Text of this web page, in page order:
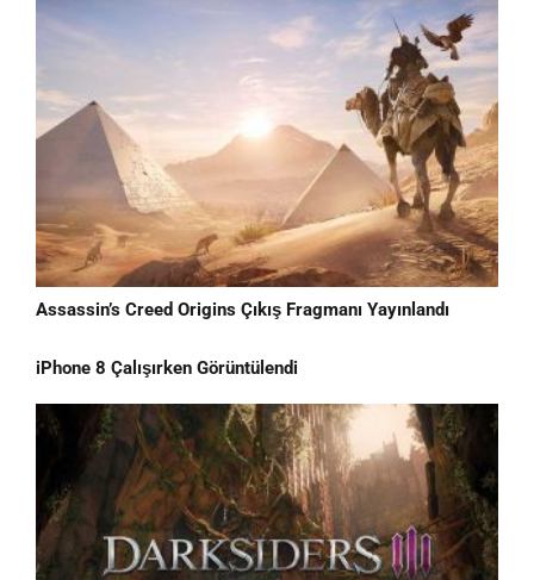
Assassin’s Creed Origins Çıkış Fragmanı Yayınlandı
iPhone 8 Çalışırken Görüntülendi